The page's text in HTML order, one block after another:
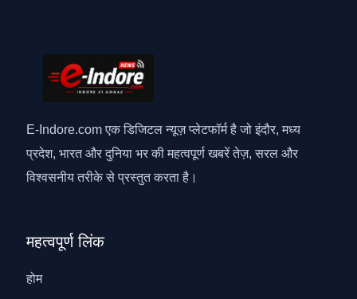
E-Indore.com एक डिजिटल न्यूज़ प्लेटफॉर्म है जो इंदौर, मध्य
प्रदेश, भारत और दुनिया भर की महत्वपूर्ण खबरें तेज़, सरल और
विश्वसनीय तरीके से प्रस्तुत करता है।
महत्वपूर्ण लिंक
होम